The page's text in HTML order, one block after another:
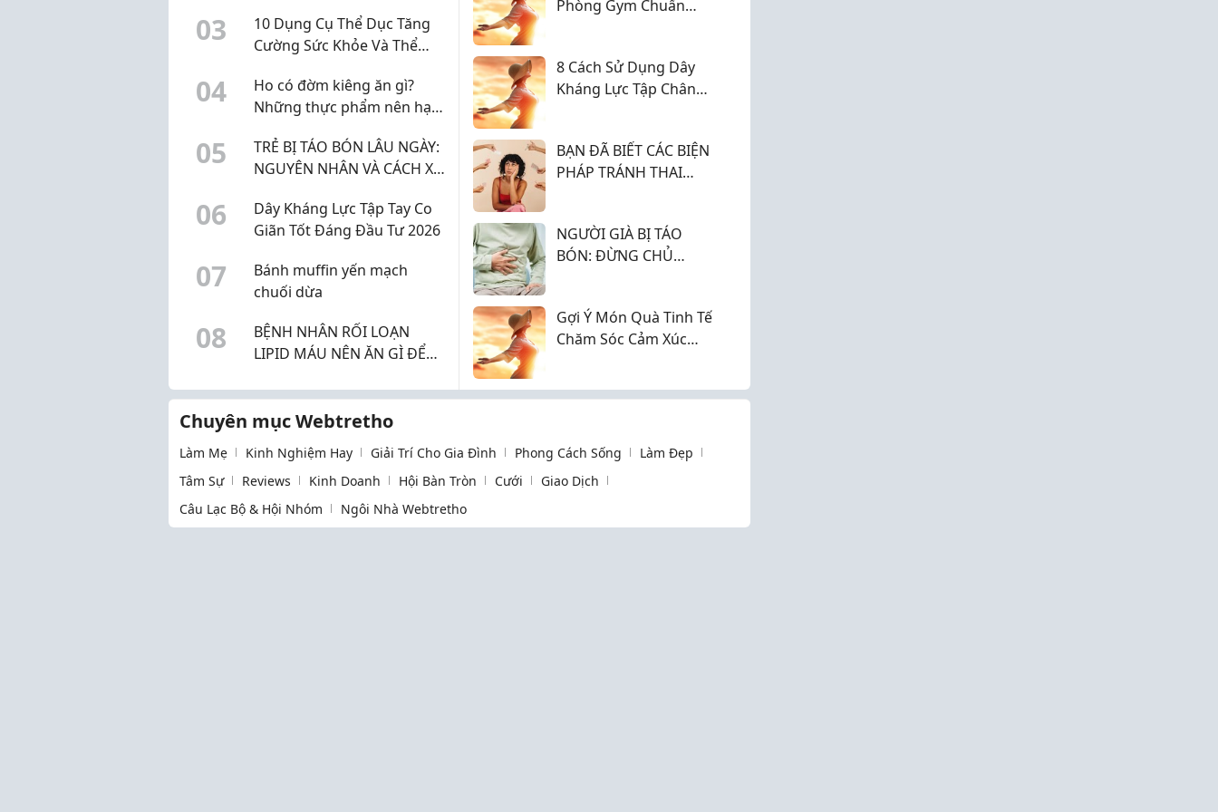
03
10 Dụng Cụ Thể Dục Tăng
Cường Sức Khỏe Và Thể
04
Ho có đờm kiêng ăn gì?
Những thực phẩm nên hạn
05
TRẺ BỊ TÁO BÓN LÂU NGÀY:
NGUYÊN NHÂN VÀ CÁCH XỬ
BỐ MẸ
06
Dây Kháng Lực Tập Tay Co
Giãn Tốt Đáng Đầu Tư 2026
07
Bánh muffin yến mạch
chuối dừa
08
BỆNH NHÂN RỐI LOẠN
LIPID MÁU NÊN ĂN GÌ ĐỂ
Phòng Gym Chuẩn
8 Cách Sử Dụng Dây
Kháng Lực Tập Chân
BẠN ĐÃ BIẾT CÁC BIỆN
PHÁP TRÁNH THAI
NGƯỜI GIÀ BỊ TÁO
BÓN: ĐỪNG CHỦ
CHỨNG
Gợi Ý Món Quà Tinh Tế
Chăm Sóc Cảm Xúc
Chuyên mục Webtretho
Làm Mẹ Kinh Nghiệm Hay Giải Trí Cho Gia Đình Phong Cách Sống
Làm Đẹp
Tâm Sự
Reviews Kinh Doanh Hội Bàn Tròn Cưới
Giao Dịch
Câu Lạc Bộ & Hội Nhóm
Ngôi Nhà Webtretho